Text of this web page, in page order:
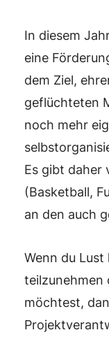
In diesem
eine
dem Ziel,
geflüchteten
noch mehr
Es gibt daher
(Basketball,
an den auch
Wenn du
teilzunehmen
möchtest,